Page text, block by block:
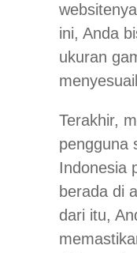
ini, Anda
ukuran
Terakhir,
pengguna
Indonesia
berada di
dari itu,